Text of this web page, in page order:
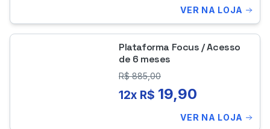
VER NA LOJA
Plataforma Focus / Acesso
de 6 meses
R$885,00
12x R$ 19,90
VER NA LOJA